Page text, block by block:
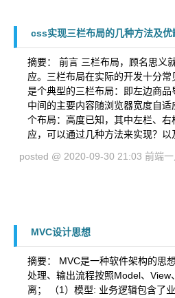
css实现三栏布局的几种方法及优
摘要： 前言 三栏布局，顾名思义
应。三栏布局在实际的开发十分
是个典型的三栏布局：即左边商品
中间的主要内容随浏览器宽度自
个布局：高度已知，其中左栏、
应，可以通过几种方法来实现？以
posted @ 2020-09-30 21:03 前端一
MVC设计思想
摘要： MVC是一种软件架构的思
处理、输出流程按照Model、
离； （1）模型: 业务逻辑包含了